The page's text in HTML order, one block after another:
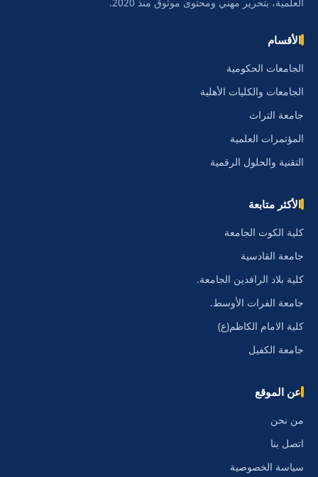
العلمية، بتحرير مهني ومحتوى موثوق منذ 2020.
الأقسام
الجامعات الحكومية
الجامعات والكليات الأهلية
جامعة التراث
المؤتمرات العلمية
التقنية والحلول الرقمية
الأكثر متابعة
كلية الكوت الجامعة
جامعة القادسية
كلية بلاد الرافدين الجامعة.
جامعة الفرات الأوسط.
كلية الامام الكاظم(ع)
جامعة الكفيل
عن الموقع
من نحن
اتصل بنا
سياسة الخصوصية